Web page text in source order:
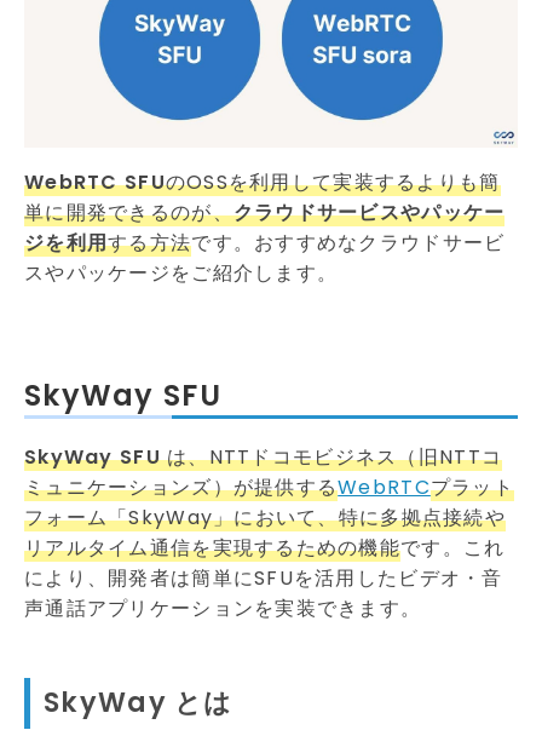
WebRTC SFUのOSSを利用して実装するよりも簡
単に開発できるのが、クラウドサービスやパッケー
ジを利用する方法です。おすすめなクラウドサービ
スやパッケージをご紹介します。
SkyWay SFU
SkyWay SFUは、NTTドコモビジネス（旧NTTコ
ミュニケーションズ）が提供するWebRTCプラット
フォーム「SkyWay」において、特に多拠点接続や
リアルタイム通信を実現するための機能です。これ
により、開発者は簡単にSFUを活用したビデオ・音
声通話アプリケーションを実装できます。
SkyWay とは